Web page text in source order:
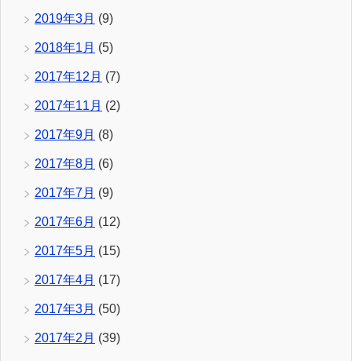
2019年3月 (9)
2018年1月 (5)
2017年12月 (7)
2017年11月 (2)
2017年9月 (8)
2017年8月 (6)
2017年7月 (9)
2017年6月 (12)
2017年5月 (15)
2017年4月 (17)
2017年3月 (50)
2017年2月 (39)